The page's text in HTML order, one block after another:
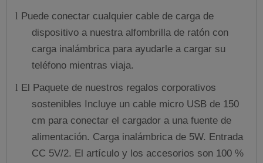
l Puede conectar cualquier cable de carga de
dispositivo a nuestra alfombrilla de ratón con
carga inalámbrica para ayudarle a cargar su
teléfono mientras viaja.
l El Paquete de nuestros regalos corporativos
sostenibles Incluye un cable micro USB de 150
cm para conectar el cargador a una fuente de
alimentación. Carga inalámbrica de 5W. Entrada
CC 5V/2. El artículo y los accesorios son 100 %